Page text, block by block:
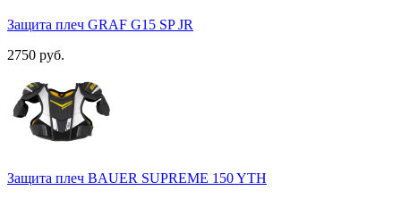
Защита плеч GRAF G15 SP JR
2750 руб.
Защита плеч BAUER SUPREME 150 YTH